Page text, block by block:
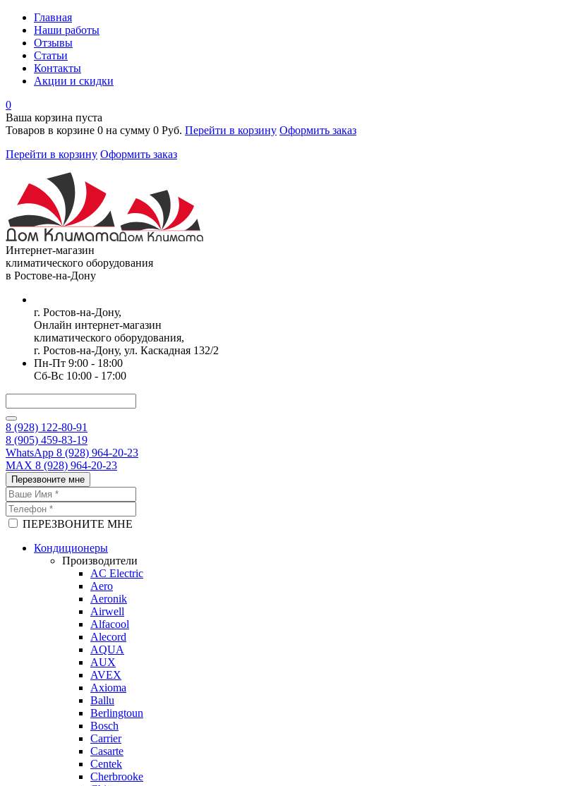
Главная
Наши работы
Отзывы
Статьи
Контакты
Акции и скидки
0
Ваша корзина пуста
Товаров в корзине 0 на сумму 0 Руб. Перейти в корзину Оформить заказ
Перейти в корзину Оформить заказ
Интернет-магазин
климатического оборудования
в Ростове-на-Дону
г. Ростов-на-Дону,
Онлайн интернет-магазин
климатического оборудования,
г. Ростов-на-Дону, ул. Каскадная 132/2
Пн-Пт 9:00 - 18:00
Сб-Вс 10:00 - 17:00
8 (928) 122-80-91
8 (905) 459-83-19
WhatsApp 8 (928) 964-20-23
MAX 8 (928) 964-20-23
Перезвоните мне
ПЕРЕЗВОНИТЕ МНЕ
Кондиционеры
Производители
AC Electric
Aero
Aeronik
Airwell
Alfacool
Alecord
AQUA
AUX
AVEX
Axioma
Ballu
Berlingtoun
Bosch
Carrier
Casarte
Centek
Cherbrooke